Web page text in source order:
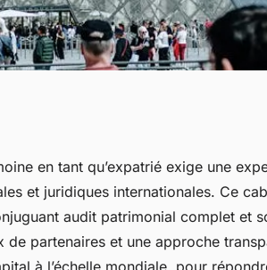
patrimoine
solutions
en tant qu’expatrié exige une
et juridiques internationales. Ce
audit patrimonial complet et
de partenaires et une approche
à l’échelle mondiale, pour